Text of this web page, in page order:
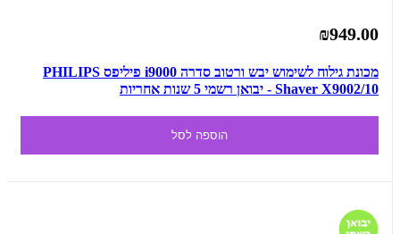
₪949.00
מכונת גילוח לשימוש יבש ורטוב סדרה i9000 פיליפס PHILIPS
Shaver X9002/10 - יבואן רשמי 5 שנות אחריות
הוספה לסל